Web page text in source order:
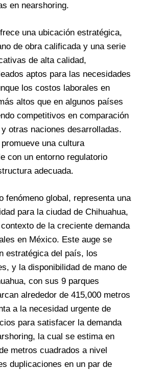
en nearshoring.
una ubicación estratégica,
de obra calificada y una serie
de alta calidad,
aptos para las necesidades
los costos laborales en
altos que en algunos países
competitivos en comparación
otras naciones desarrolladas.
una cultura
con un entorno regulatorio
adecuada.
fenómeno global, representa una
para la ciudad de Chihuahua,
de la creciente demanda
en México. Este auge se
estratégica del país, los
y la disponibilidad de mano de
con sus 9 parques
alrededor de 415,000 metros
a la necesidad urgente de
para satisfacer la demanda
la cual se estima en
metros cuadrados a nivel
duplicaciones en un par de